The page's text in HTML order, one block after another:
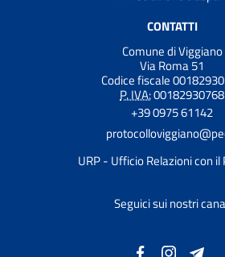
CONTATTI
Comune di Viggiano
Via Roma 51
Codice fiscale
P. IVA:00182930768
+39 0975 61142
URP - Ufficio Relazioni con il
Seguici sui nostri